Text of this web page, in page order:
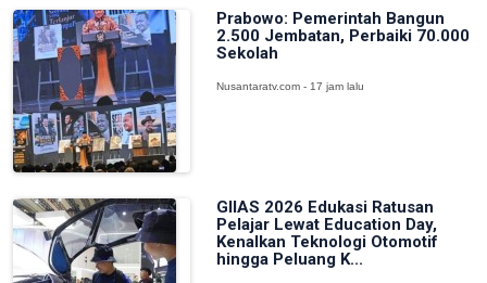
Prabowo: Pemerintah Bangun
2.500 Jembatan, Perbaiki 70.000
Sekolah
Nusantaratv.com - 17 jam lalu
GIIAS 2026 Edukasi Ratusan
Pelajar Lewat Education Day,
Kenalkan Teknologi Otomotif
hingga Peluang K...